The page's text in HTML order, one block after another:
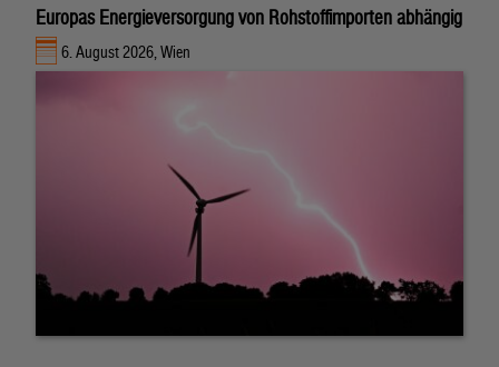
Europas Energieversorgung von Rohstoffimporten abhängig
6. August 2026, Wien